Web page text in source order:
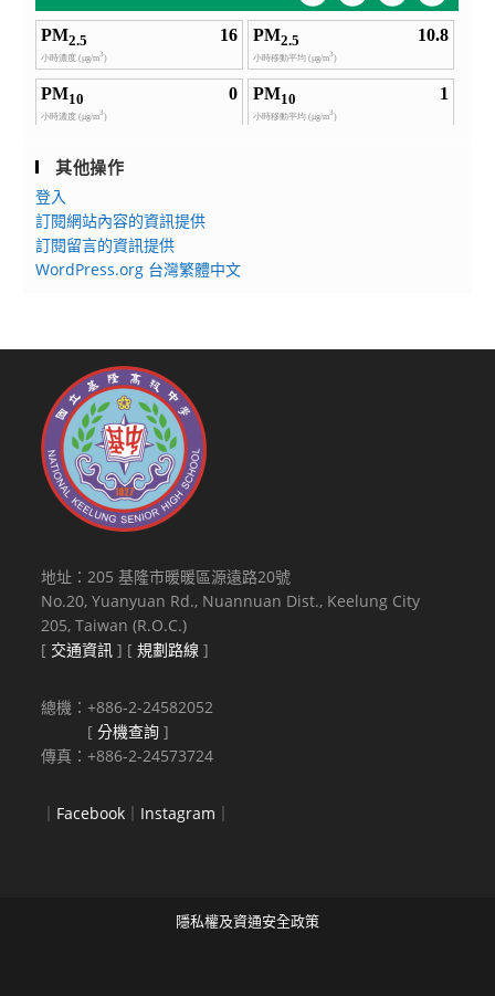
其他操作
登入
訂閱網站內容的資訊提供
訂閱留言的資訊提供
WordPress.org 台灣繁體中文
地址：205 基隆市暖暖區源遠路20號
No.20, Yuanyuan Rd., Nuannuan Dist., Keelung City
205, Taiwan (R.O.C.)
[ 交通資訊 ] [規劃路線 ]
總機：+886-2-24582052
[分機查詢 ]
傳真：+886-2-24573724
｜ Facebook ｜ Instagram ｜
隱私權及資通安全政策